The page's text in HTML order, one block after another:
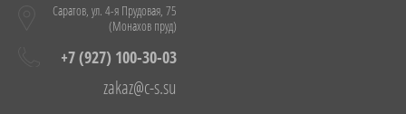
Саратов, ул. 4-я Прудовая, 75
(Монахов пруд)
+7 (927) 100-30-03
zakaz@c-s.su